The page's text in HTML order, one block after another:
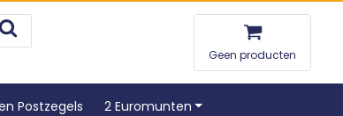
Geen producten
Postzegels 2 Euromunten